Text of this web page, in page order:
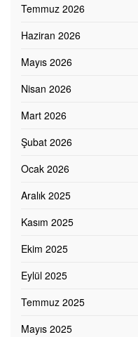
Temmuz 2026
Haziran 2026
Mayıs 2026
Nisan 2026
Mart 2026
Şubat 2026
Ocak 2026
Aralık 2025
Kasım 2025
Ekim 2025
Eylül 2025
Temmuz 2025
Mayıs 2025